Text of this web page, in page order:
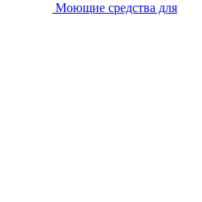
Моющие средства для